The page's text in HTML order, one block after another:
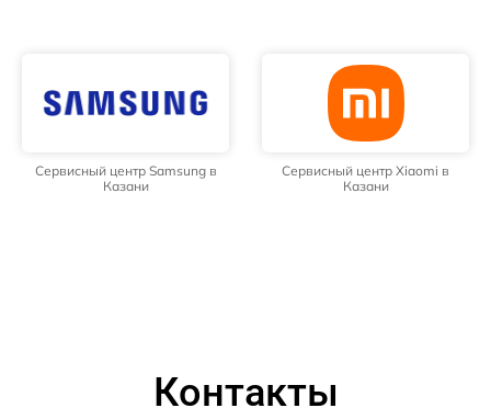
Сервисный центр Samsung в
Казани
Сервисный центр Xiaomi в
Казани
Контакты